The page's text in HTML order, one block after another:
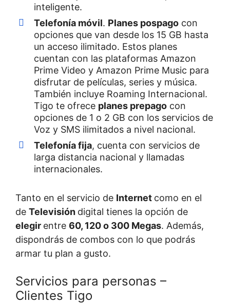
inteligente.
Telefonía móvil. Planes pospago con
opciones que van desde los 15 GB hasta
un acceso ilimitado. Estos planes
cuentan con las plataformas Amazon
Prime Video y Amazon Prime Music para
disfrutar de películas, series y música.
También incluye Roaming Internacional.
Tigo te ofrece planes prepago con
opciones de 1 o 2 GB con los servicios de
Voz y SMS ilimitados a nivel nacional.
Telefonía fija, cuenta con servicios de
larga distancia nacional y llamadas
internacionales.
Tanto en el servicio de Internet como en el
de Televisión digital tienes la opción de
elegir entre 60, 120 o 300 Megas. Además,
dispondrás de combos con lo que podrás
armar tu plan a gusto.
Servicios para personas –
Clientes Tigo